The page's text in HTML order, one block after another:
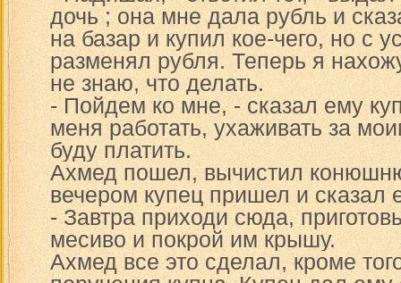
дочь ; она мне дала рубль и
на базар и купил кое-чего, но с
разменял рубля. Теперь я
не знаю, что делать.
- Пойдем ко мне, - сказал ему
меня работать, ухаживать за
буду платить.
Ахмед пошел, вычистил
вечером купец пришел и сказал
- Завтра приходи сюда,
месиво и покрой им крышу.
Ахмед все это сделал, кроме